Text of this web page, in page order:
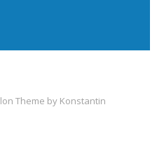
Theme by Konstantin